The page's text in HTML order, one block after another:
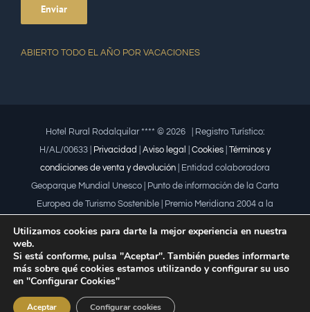
ABIERTO TODO EL AÑO POR VACACIONES
Hotel Rural Rodalquilar **** © 2026 | Registro Turístico:
H/AL/00633 | Privacidad Aviso legal Cookies Términos y
condiciones de venta y devolución | Entidad colaboradora
Geoparque Mundial Unesco | Punto de información de la Carta
Europea de Turismo Sostenible | Premio Meridiana 2004 a la
trabajadora | Premio Lápiz por la Universidad de Almería
Facebook
X
Utilizamos cookies para darte la mejor experiencia en nuestra
web.
Si está conforme, pulsa "Aceptar". También puedes informarte
más sobre qué cookies estamos utilizando y configurar su uso
en "Configurar Cookies"
Aceptar Configurar cookies